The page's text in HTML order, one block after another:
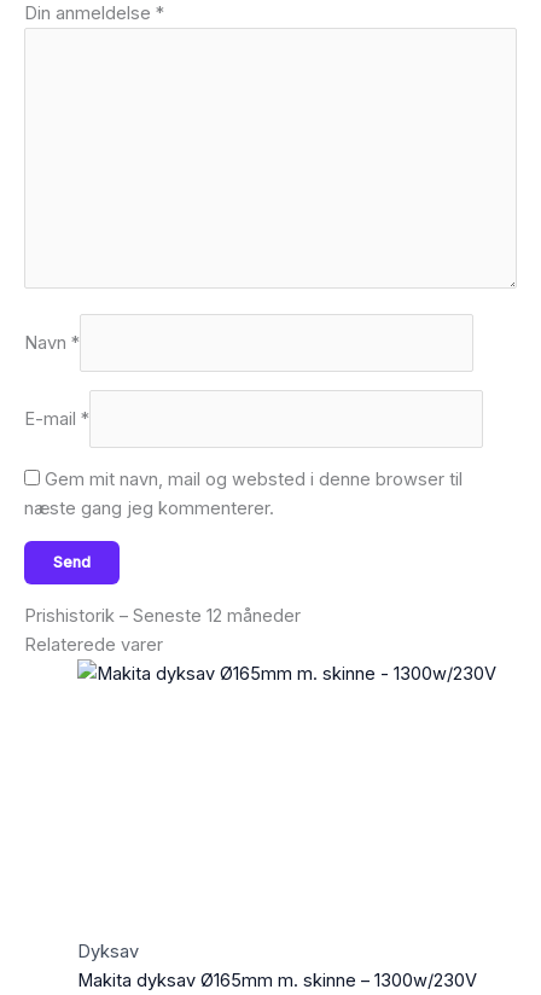
Din anmeldelse *
Navn *
E-mail *
Gem mit navn, mail og websted i denne browser til
næste gang jeg kommenterer.
Prishistorik – Seneste 12 måneder
Relaterede varer
Dyksav
Makita dyksav Ø165mm m. skinne – 1300w/230V